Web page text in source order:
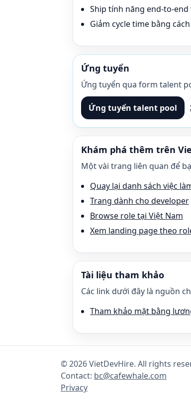
Ship tính năng end-to-
Giảm cycle time bằng
Ứng tuyển
Ứng tuyển qua form talent
Ứng tuyển talent pool
Khám phá thêm trên
Một vài trang liên quan để
Quay lại danh sách việc
Trang dành cho developer
Browse role tại Việt Nam
Xem landing page theo
Tài liệu tham khảo
Các link dưới đây là nguồn
Tham khảo mặt bằng
©2026VietDevHire. All rights
Contact: bc@cafewhale.com
Privacy